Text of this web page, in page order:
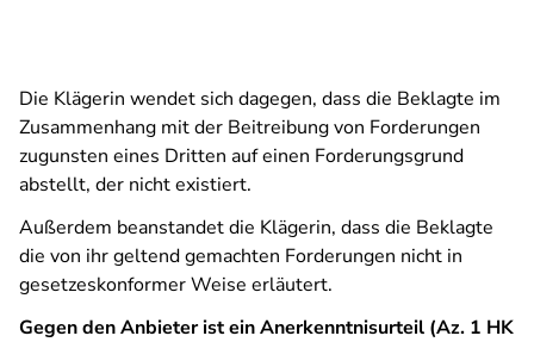
Die Klägerin wendet sich dagegen, dass die Beklagte im
Zusammenhang mit der Beitreibung von Forderungen
zugunsten eines Dritten auf einen Forderungsgrund
abstellt, der nicht existiert.
Außerdem beanstandet die Klägerin, dass die Beklagte
die von ihr geltend gemachten Forderungen nicht in
gesetzeskonformer Weise erläutert.
Gegen den Anbieter ist ein Anerkenntnisurteil (Az. 1 HK